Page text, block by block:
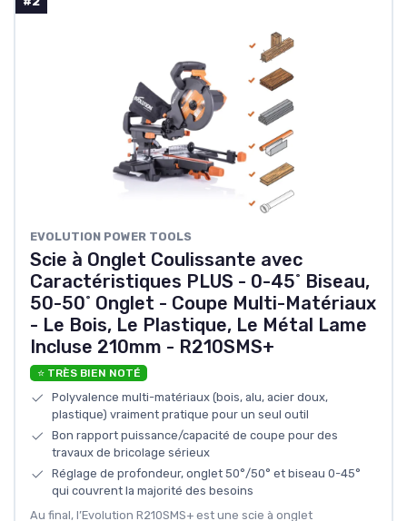
EVOLUTION POWER TOOLS
Scie à Onglet Coulissante avec
Caractéristiques PLUS - 0-45˚ Biseau,
50-50˚ Onglet - Coupe Multi-Matériaux
- Le Bois, Le Plastique, Le Métal Lame
Incluse 210mm - R210SMS+
⭐ TRÈS BIEN NOTÉ
Polyvalence multi-matériaux (bois, alu, acier doux,
plastique) vraiment pratique pour un seul outil
Bon rapport puissance/capacité de coupe pour des
travaux de bricolage sérieux
Réglage de profondeur, onglet 50°/50° et biseau 0-45°
qui couvrent la majorité des besoins
Au final, l’Evolution R210SMS+ est une scie à onglet